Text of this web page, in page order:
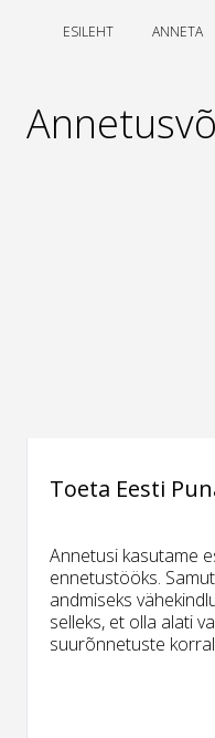
ESILEHT ANNETA
Toeta Eesti
Annetusi kasutame
ennetustööks.
andmiseks
selleks, et olla alati
suurõnnetuste